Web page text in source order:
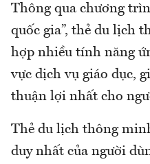
Thông qua chương
quốc gia”, thẻ du lịch
hợp nhiều tính năng
vực dịch vụ giáo dục,
thuận lợi nhất cho
Thẻ du lịch thông
duy nhất của người